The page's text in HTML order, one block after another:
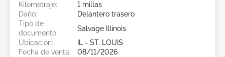
Kilometraje:
1 millas
Daño:
Delantero trasero
Tipo de
documento:
Salvage Illinois
Ubicación:
IL - ST. LOUIS
Fecha de venta:
08/11/2026